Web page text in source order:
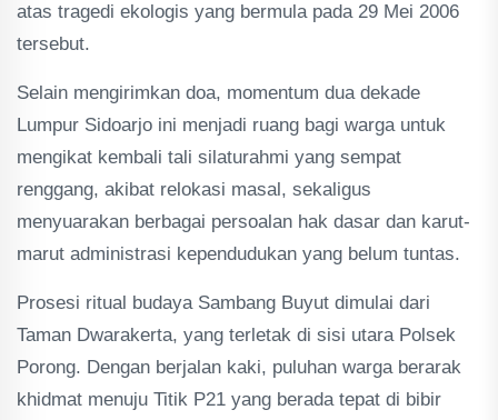
atas tragedi ekologis yang bermula pada 29 Mei 2006
tersebut.
Selain mengirimkan doa, momentum dua dekade
Lumpur Sidoarjo ini menjadi ruang bagi warga untuk
mengikat kembali tali silaturahmi yang sempat
renggang, akibat relokasi masal, sekaligus
menyuarakan berbagai persoalan hak dasar dan karut-
marut administrasi kependudukan yang belum tuntas.
Prosesi ritual budaya Sambang Buyut dimulai dari
Taman Dwarakerta, yang terletak di sisi utara Polsek
Porong. Dengan berjalan kaki, puluhan warga berarak
khidmat menuju Titik P21 yang berada tepat di bibir